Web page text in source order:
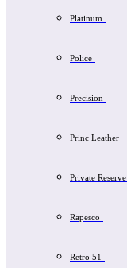
Platinum
Police
Precision
Princ Leather
Private Reserve
Rapesco
Retro 51